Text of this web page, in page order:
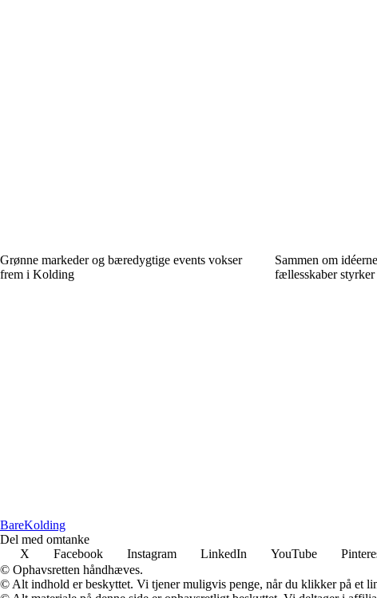
Grønne markeder og bæredygtige events vokser
frem i Kolding
Sammen om
fællesskaber
BareKolding
Del med omtanke
X
Facebook Instagram LinkedIn YouTube
© Ophavsretten håndhæves.
© Alt indhold er beskyttet. Vi tjener muligvis penge, når du klikker på et